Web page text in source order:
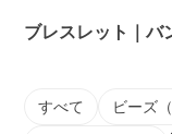
ブレスレット｜バ
すべて ビーズ（